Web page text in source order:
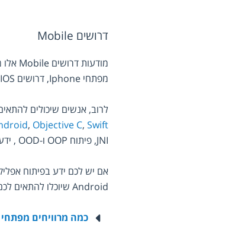
דרושים Mobile
לרוב, אנשים שיכולים
, Objective C, Swift
Android שיוכלו להתאים לכם.
כמה מרוויחים מפתחי Mobile?